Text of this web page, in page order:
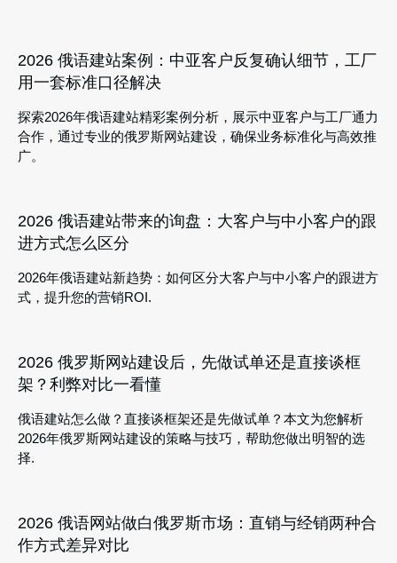
2026 俄语建站案例：中亚客户反复确认细节，工厂
用一套标准口径解决
探索2026年俄语建站精彩案例分析，展示中亚客户与工厂通力
合作，通过专业的俄罗斯网站建设，确保业务标准化与高效推
广。
2026 俄语建站带来的询盘：大客户与中小客户的跟
进方式怎么区分
2026年俄语建站新趋势：如何区分大客户与中小客户的跟进方
式，提升您的营销ROI.
2026 俄罗斯网站建设后，先做试单还是直接谈框
架？利弊对比一看懂
俄语建站怎么做？直接谈框架还是先做试单？本文为您解析
2026年俄罗斯网站建设的策略与技巧，帮助您做出明智的选
择.
2026 俄语网站做白俄罗斯市场：直销与经销两种合
作方式差异对比